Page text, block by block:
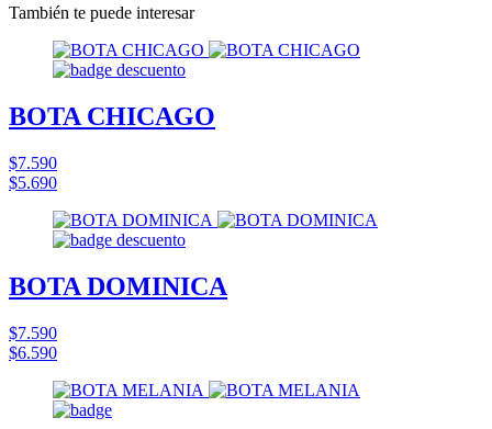
También te puede interesar
BOTA CHICAGO
$7.590
$5.690
BOTA DOMINICA
$7.590
$6.590